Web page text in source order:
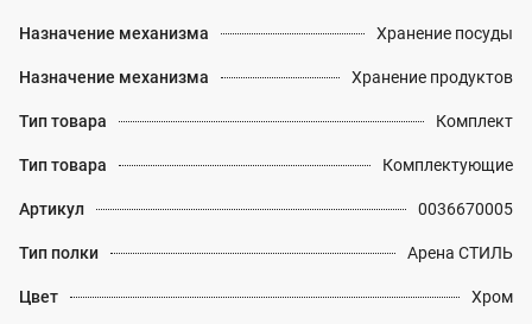
Назначение механизма Хранение посуды
Назначение механизма Хранение продуктов
Тип товара Комплект
Тип товара Комплектующие
Артикул 0036670005
Тип полки Арена СТИЛЬ
Цвет Хром